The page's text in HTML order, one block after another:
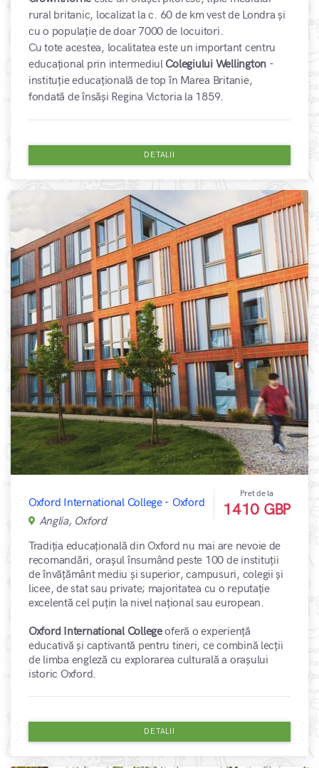
rural britanic, localizat la c. 60 de km vest de Londra și
cu o populație de doar 7000 de locuitori.
Cu tote acestea, localitatea este un important centru
educațional prin intermediul Colegiului Wellington -
instituție educațională de top în Marea Britanie,
fondată de însăși Regina Victoria la 1859.
DETALII
Oxford International College - Oxford
Anglia, Oxford
Pret de la
1410 GBP
Tradiția educațională din Oxford nu mai are nevoie de
recomandări, orașul însumând peste 100 de instituții
de învățământ mediu și superior, campusuri, colegii și
licee, de stat sau private; majoritatea cu o reputație
excelentă cel puțin la nivel național sau european.
Oxford International Collegeoferă o experiență
educativă și captivantă pentru tineri, ce combină lecții
de limba engleză cu explorarea culturală a orașului
istoric Oxford.
DETALII